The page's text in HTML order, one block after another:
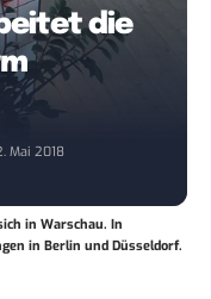
die
Mai 2018
in Warschau. In
in Berlin und Düsseldorf.